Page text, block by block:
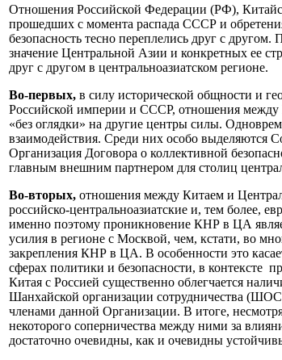
Отношения Российской Федерации (РФ),
прошедших с момента распада СССР и
безопасность тесно переплелись друг с
значение Центральной Азии и конкретных ее
друг с другом в центральноазиатском регионе.
Во-первых, в силу исторической общности и
Российской империи и СССР, отношения между
«без оглядки» на другие центры силы.
взаимодействия. Среди них особо выделяются
Организация Договора о коллективной
главным внешним партнером для столиц
Во-вторых, отношения между Китаем и
российско-центральноазиатские и, тем более,
именно поэтому проникновение КНР в ЦА
усилия в регионе с Москвой, чем, кстати, во
закрепления КНР в ЦА. В особенности это
сферах политики и безопасности, в контексте
Китая с Россией существенно облегчается
Шанхайской организации сотрудничества
членами данной Организации. В итоге,
некоторого соперничества между ними за
достаточно очевидны, как и очевидны